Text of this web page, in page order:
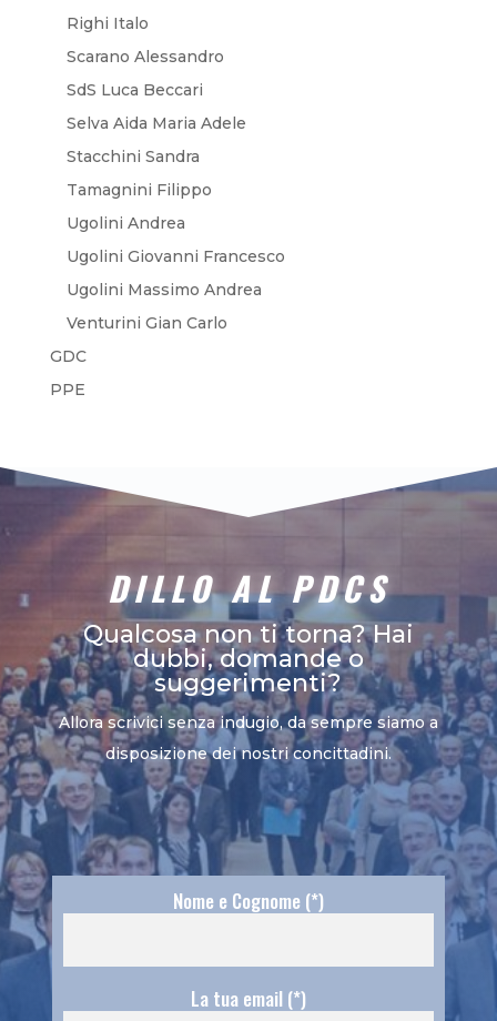
Righi Italo
Scarano Alessandro
SdS Luca Beccari
Selva Aida Maria Adele
Stacchini Sandra
Tamagnini Filippo
Ugolini Andrea
Ugolini Giovanni Francesco
Ugolini Massimo Andrea
Venturini Gian Carlo
GDC
PPE
DILLO AL PDCS
Qualcosa non ti torna? Hai
dubbi, domande o
suggerimenti?
Allora scrivici senza indugio, da sempre siamo a
disposizione dei nostri concittadini.
Nome e Cognome (*)
La tua email (*)